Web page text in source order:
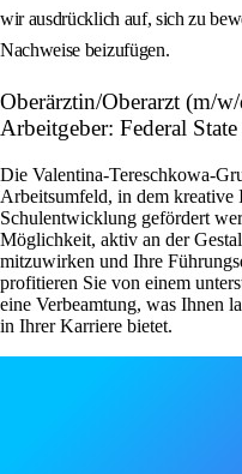
wir ausdrücklich auf, sich zu
Nachweise beizufügen.
Oberärztin/Oberarzt (m/
Arbeitgeber: Federal
Die Valentina-Tereschkowa-
Arbeitsumfeld, in dem kreative
Schulentwicklung gefördert
Möglichkeit, aktiv an der
mitzuwirken und Ihre
profitieren Sie von einem
eine Verbeamtung, was Ihnen
in Ihrer Karriere bietet.